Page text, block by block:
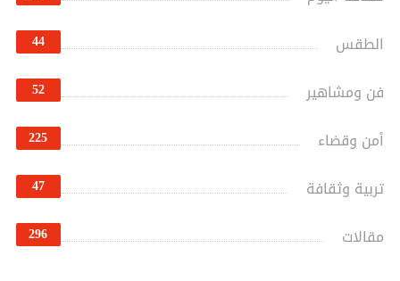
الطقس 44
فن ومشاهير 52
أمن وقضاء 225
تربية وثقافة 47
مقالات 296